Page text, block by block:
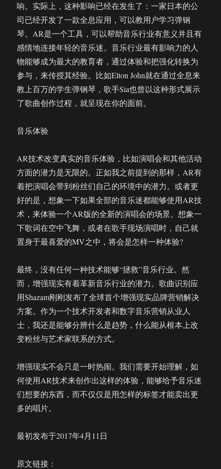
响。实际上，这种影响已经在发生了：一家日本的公
司已经开发了一款全息应用，可以教用户学习弹钢
琴。AR是一个工具，可以帮助音乐行业有意义并且有
感情地连接年轻的音乐迷。音乐行业最有影响力的人
物能够成为最大的教育者，通过体验和把强化转换为
参与，来传授其经验。比如Elton John就在通过全息来
教上百万的学生弹钢琴，歌手Sia也曾以这种形式展示
了歌曲创作过程，就呈现在你的面前。
音乐体验
AR技术改变真实的音乐体验，比如演唱会和其他活动
方面的潜力是无限的。正如我之前提到的那样，AR有
着把演唱会带到粉丝们自己的环境中的潜力。或者更
好的是，想象一下如果全部的音乐迷都能够使用AR技
术，来体验一个AR版的全新的演唱会的场景。想象一
下歌词在空中飞舞，或者在歌手现场演唱时，自己就
置身于最喜爱的MV之中，将会是怎样一种体验?
最终，没有任何一种技术能够“拯救”音乐行业。然
而，增强现实有着革新音乐行业的潜力。歌曲识别应
用Shazam刚刚发布了全球首个增强现实品牌营销解决
方案。作为一个技术开发者和数字音乐营销从业人
士，我还是能够分辨什么是趋势，什么能从根本上改
变粉丝与艺术家联系的方式。
增强现实不会只是一时热闹。我们需要开始理解，如
何使用AR技术来创作出这样的体验，能够给予音乐迷
们想要的东西，而不仅仅是用怎样的标签才能卖出更
多的唱片。
最初发布于2017年4月11日
原文链接：